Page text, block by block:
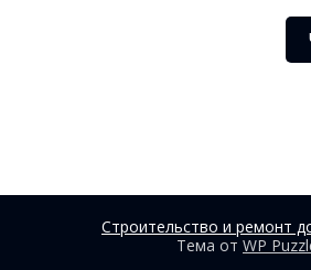
Строительство и ремонт
Тема от WP